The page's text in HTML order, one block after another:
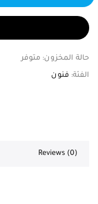
حالة المخزون: متوفر
الفئة: فنون
Reviews (0)